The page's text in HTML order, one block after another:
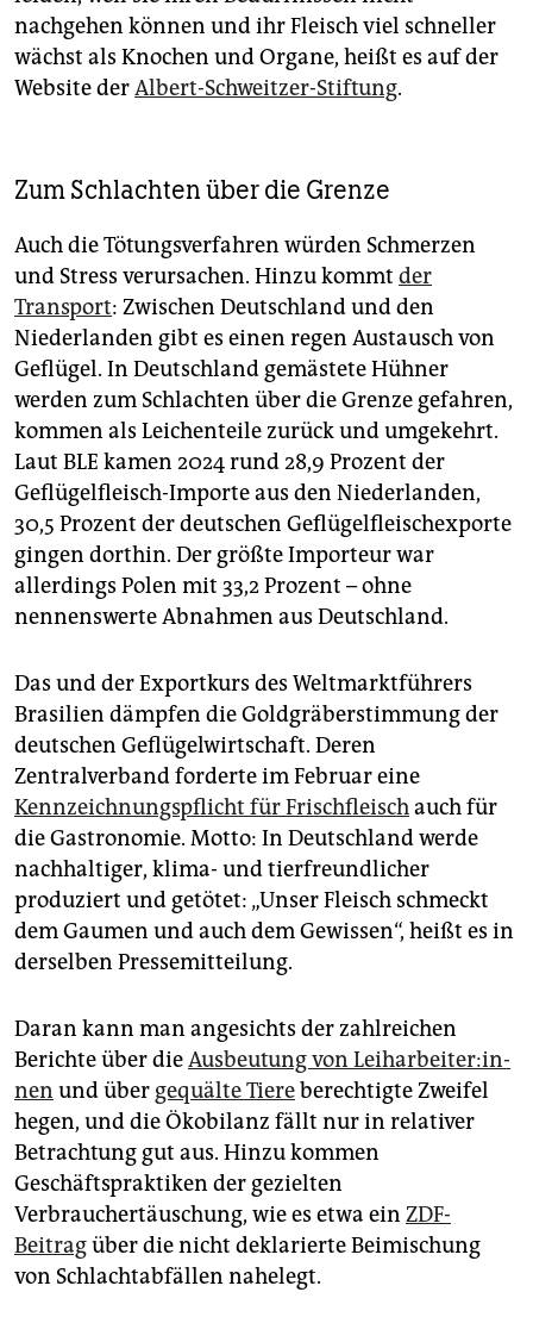
nachgehen können und ihr Fleisch viel schneller
wächst als Knochen und Organe, heißt es auf der
Website derAlbert-Schweitzer-Stiftung.
Zum Schlachten über die Grenze
Auch die Tötungsverfahren würden Schmerzen
und Stress verursachen. Hinzu kommt der
Transport: Zwischen Deutschland und den
Niederlanden gibt es einen regen Austausch von
Geflügel. In Deutschland gemästete Hühner
werden zum Schlachten über die Grenze gefahren,
kommen als Leichenteile zurück und umgekehrt.
Laut BLE kamen 2024 rund 28,9 Prozent der
Geflügelfleisch-Importe aus den Niederlanden,
30,5 Prozent der deutschen Geflügelfleischexporte
gingen dorthin. Der größte Importeur war
allerdings Polen mit 33,2 Prozent – ohne
nennenswerte Abnahmen aus Deutschland.
Das und der Exportkurs des Weltmarktführers
Brasilien dämpfen die Goldgräberstimmung der
deutschen Geflügelwirtschaft. Deren
Zentralverband forderte im Februar eine
Kennzeichnungspflicht für Frischfleischauch für
die Gastronomie. Motto: In Deutschland werde
nachhaltiger, klima- und tierfreundlicher
produziert und getötet: „Unser Fleisch schmeckt
dem Gaumen und auch dem Gewissen“, heißt es in
derselben Pressemitteilung.
Daran kann man angesichts der zahlreichen
Berichte über dieAusbeutung von Leih­ar­bei­te­r:in­
nen und über gequälte Tiereberechtigte Zweifel
hegen, und die Ökobilanz fällt nur in relativer
Betrachtung gut aus. Hinzu kommen
Geschäftspraktiken der gezielten
Verbrauchertäuschung, wie es etwa ein ZDF-
Beitragüber die nicht deklarierte Beimischung
von Schlachtabfällen nahelegt.